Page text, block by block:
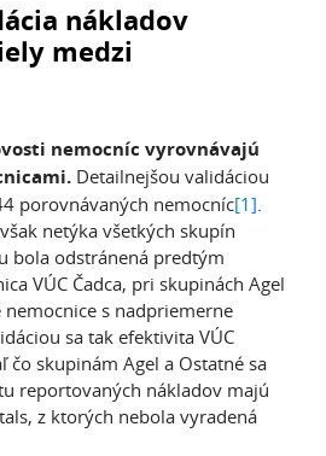
nákladov
medzi
nemocníc vyrovnávajú
Detailnejšou validáciou
porovnávaných nemocníc[1].
netýka všetkých skupín
bola odstránená predtým
VÚC Čadca, pri skupinách Agel
s nadpriemerne
sa tak efektivita VÚC
čo skupinám Agel a Ostatné sa
reportovaných nákladov majú
z ktorých nebola vyradená